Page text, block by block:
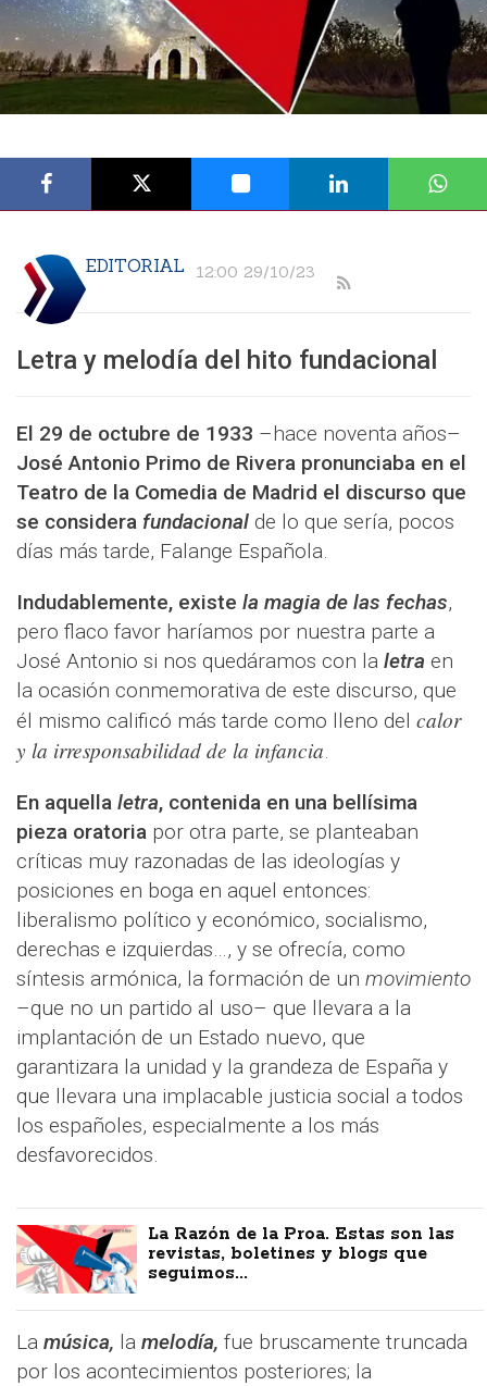
EDITORIAL 12:00 29/10/23
Letra y melodía del hito fundacional
El 29 de octubre de 1933 –hace noventa años–
José Antonio Primo de Rivera pronunciaba en el
Teatro de la Comedia de Madrid el discurso que
se considera fundacional de lo que sería, pocos
días más tarde, Falange Española.
Indudablemente, existe la magia de las fechas,
pero flaco favor haríamos por nuestra parte a
José Antonio si nos quedáramos con la letra en
la ocasión conmemorativa de este discurso, que
él mismo calificó más tarde como lleno del calor
y la irresponsabilidad de la infancia.
En aquella letra, contenida en una bellísima
pieza oratoria por otra parte, se planteaban
críticas muy razonadas de las ideologías y
posiciones en boga en aquel entonces:
liberalismo político y económico, socialismo,
derechas e izquierdas…, y se ofrecía, como
síntesis armónica, la formación de un movimiento
–que no un partido al uso– que llevara a la
implantación de un Estado nuevo, que
garantizara la unidad y la grandeza de España y
que llevara una implacable justicia social a todos
los españoles, especialmente a los más
desfavorecidos.
La Razón de la Proa. Estas son las
revistas, boletines y blogs que
seguimos...
La música, la melodía, fue bruscamente truncada
por los acontecimientos posteriores; la